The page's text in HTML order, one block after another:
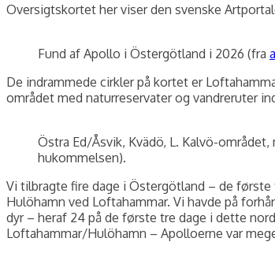
Oversigtskortet her viser den svenske
Fund af Apollo i Östergötland i 2026 (fra
De indrammede cirkler på kortet er
området med naturreservater og vandreruter
Östra Ed/Åsvik, Kvädö, L. Kalvö-
hukommelsen).
Vi tilbragte fire dage i Östergötland – de
Hulöhamn ved Loftahammar. Vi havde på
dyr – heraf 24 på de første tre dage i dette
Loftahammar/Hulöhamn – Apolloerne var